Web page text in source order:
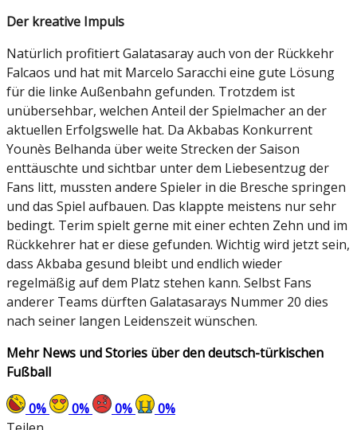
Der kreative Impuls
Natürlich profitiert Galatasaray auch von der Rückkehr
Falcaos und hat mit Marcelo Saracchi eine gute Lösung
für die linke Außenbahn gefunden. Trotzdem ist
unübersehbar, welchen Anteil der Spielmacher an der
aktuellen Erfolgswelle hat. Da Akbabas Konkurrent
Younès Belhanda über weite Strecken der Saison
enttäuschte und sichtbar unter dem Liebesentzug der
Fans litt, mussten andere Spieler in die Bresche springen
und das Spiel aufbauen. Das klappte meistens nur sehr
bedingt. Terim spielt gerne mit einer echten Zehn und im
Rückkehrer hat er diese gefunden. Wichtig wird jetzt sein,
dass Akbaba gesund bleibt und endlich wieder
regelmäßig auf dem Platz stehen kann. Selbst Fans
anderer Teams dürften Galatasarays Nummer 20 dies
nach seiner langen Leidenszeit wünschen.
Mehr News und Stories über den deutsch-türkischen
Fußball
0% 0% 0% 0%